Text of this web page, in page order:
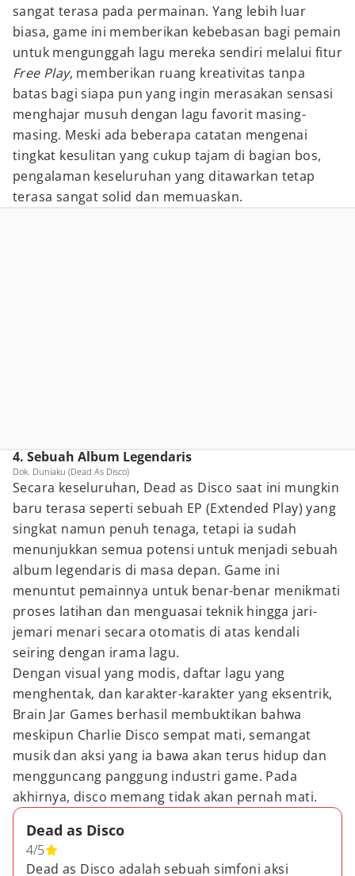
sangat terasa pada permainan. Yang lebih luar
biasa, game ini memberikan kebebasan bagi pemain
untuk mengunggah lagu mereka sendiri melalui fitur
Free Play, memberikan ruang kreativitas tanpa
batas bagi siapa pun yang ingin merasakan sensasi
menghajar musuh dengan lagu favorit masing-
masing. Meski ada beberapa catatan mengenai
tingkat kesulitan yang cukup tajam di bagian bos,
pengalaman keseluruhan yang ditawarkan tetap
terasa sangat solid dan memuaskan.
4. Sebuah Album Legendaris
Dok. Duniaku (Dead As Disco)
Secara keseluruhan, Dead as Disco saat ini mungkin
baru terasa seperti sebuah EP (Extended Play) yang
singkat namun penuh tenaga, tetapi ia sudah
menunjukkan semua potensi untuk menjadi sebuah
album legendaris di masa depan. Game ini
menuntut pemainnya untuk benar-benar menikmati
proses latihan dan menguasai teknik hingga jari-
jemari menari secara otomatis di atas kendali
seiring dengan irama lagu.
Dengan visual yang modis, daftar lagu yang
menghentak, dan karakter-karakter yang eksentrik,
Brain Jar Games berhasil membuktikan bahwa
meskipun Charlie Disco sempat mati, semangat
musik dan aksi yang ia bawa akan terus hidup dan
mengguncang panggung industri game. Pada
akhirnya, disco memang tidak akan pernah mati.
Dead as Disco
4/5
Dead as Disco adalah sebuah simfoni aksi